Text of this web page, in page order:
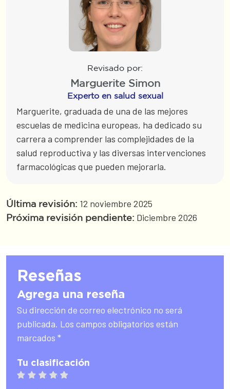
Revisado por:
Marguerite Simon
Experto en salud sexual
Marguerite, graduada de una de las mejores
escuelas de medicina europeas, ha dedicado su
carrera a comprender las complejidades de la
salud reproductiva y las diversas intervenciones
farmacológicas que pueden mejorarla.
Última revisión: 12 noviembre 2025
Próxima revisión pendiente: Diciembre 2026
Reseñas
Agrega una reseña
Su dirección de correo electrónico no será
publicada. Los campos obligatorios están
marcados *
Tu clasificación
5 stars
4 stars
3 stars
2 stars
1 star